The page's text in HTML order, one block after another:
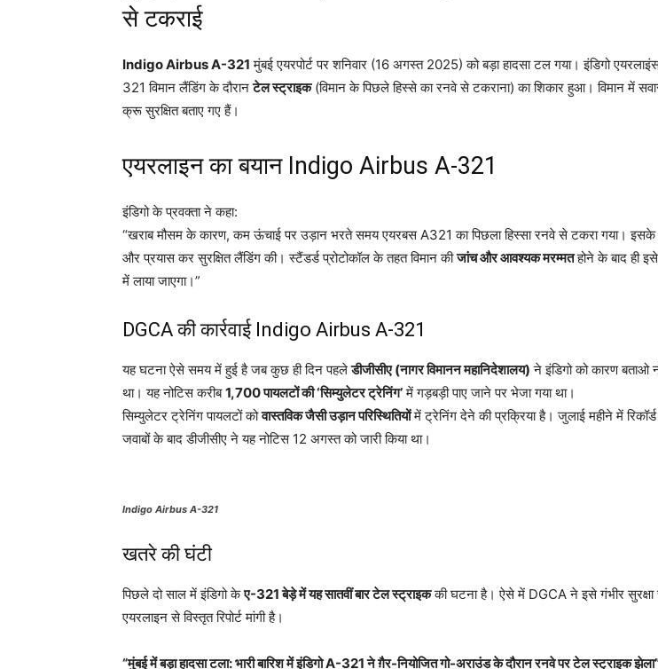
से टकराई
Indigo Airbus A-321 मुंबई एयरपोर्ट पर शनिवार (16 अगस्त 2025) को बड़ा हादसा टल गया। इंडिगो
321 विमान लैंडिंग के दौरानटेल स्ट्राइक(विमान के पिछले हिस्से का रनवे से टकराना) का शिकार हुआ। विमान में
क्रू सुरक्षित बताए गए हैं।
एयरलाइन का बयान Indigo Airbus A-321
इंडिगो के प्रवक्ता ने कहा:
“खराब मौसम के कारण, कम ऊंचाई पर उड़ान भरते समय एयरबस A321 का पिछला हिस्सा रनवे से टकरा गया। इसके
और प्रयास कर सुरक्षित लैंडिंग की। स्टैंडर्ड प्रोटोकॉल के तहत विमान कीजांच और आवश्यक मरम्मतहोने के बाद ही
में लाया जाएगा।”
DGCA की कार्रवाई Indigo Airbus A-321
यह घटना ऐसे समय में हुई है जब कुछ ही दिन पहलेडीजीसीए (नागर विमानन महानिदेशालय) ने इंडिगो को कारण बताओ
था। यह नोटिस करीब1,700 पायलटों की ‘सिम्युलेटर ट्रेनिंग’में गड़बड़ी पाए जाने पर भेजा गया था।
सिम्युलेटर ट्रेनिंग पायलटों कोवास्तविक जैसी उड़ान परिस्थितियोंमें ट्रेनिंग देने की प्रक्रिया है। जुलाई महीने में
जवाबों के बाद डीजीसीए ने यह नोटिस 12 अगस्त को जारी किया था।
Indigo Airbus A-321
खतरे की घंटी
पिछले दो साल में इंडिगो केए-321 बेड़े में यह सातवीं बार टेल स्ट्राइककी घटना है। ऐसे में DGCA ने इसे गंभीर
एयरलाइन से विस्तृत रिपोर्ट मांगी है।
“मुंबई में बड़ा हादसा टला: भारी बारिश में इंडिगो A-321 ने ग़ैर-नियोजित गो-अराउंड के दौरान रनवे पर टेल स्ट्राइक